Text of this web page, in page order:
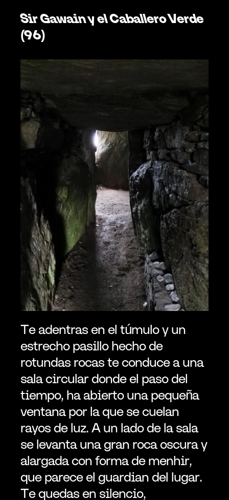
Sir Gawain y el Caballero Verde
(96)
Te adentras en el túmulo y un
estrecho pasillo hecho de
rotundas rocas te conduce a una
sala circular donde el paso del
tiempo, ha abierto una pequeña
ventana por la que se cuelan
rayos de luz. A un lado de la sala
se levanta una gran roca oscura y
alargada con forma de menhir,
que parece el guardian del lugar.
Te quedas en silencio,